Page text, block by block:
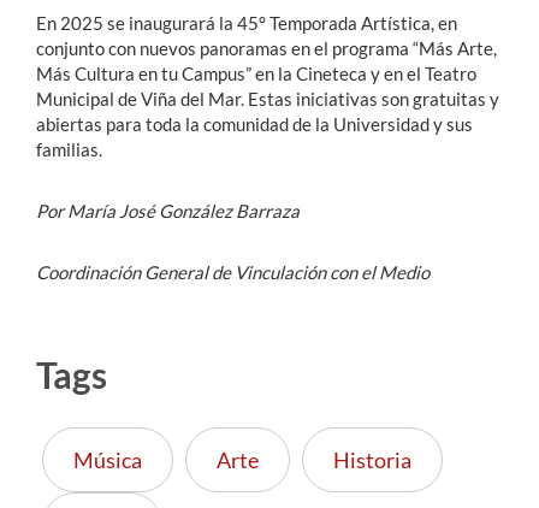
En 2025 se inaugurará la 45° Temporada Artística, en
conjunto con nuevos panoramas en el programa “Más Arte,
Más Cultura en tu Campus” en la Cineteca y en el Teatro
Municipal de Viña del Mar. Estas iniciativas son gratuitas y
abiertas para toda la comunidad de la Universidad y sus
familias.
Por María José González Barraza
Coordinación General de Vinculación con el Medio
Tags
Música Arte Historia